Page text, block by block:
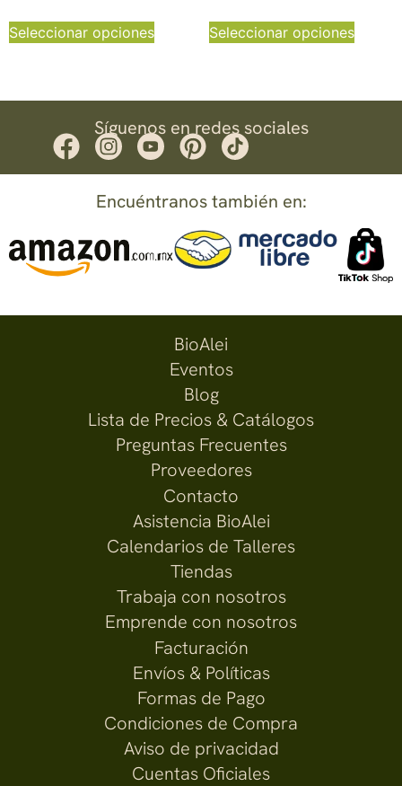
Seleccionar opciones Seleccionar opciones
Síguenos en redes sociales
Encuéntranos también en:
BioAlei
Eventos
Blog
Lista de Precios & Catálogos
Preguntas Frecuentes
Proveedores
Contacto
Asistencia BioAlei
Calendarios de Talleres
Tiendas
Trabaja con nosotros
Emprende con nosotros
Facturación
Envíos & Políticas
Formas de Pago
Condiciones de Compra
Aviso de privacidad
Cuentas Oficiales